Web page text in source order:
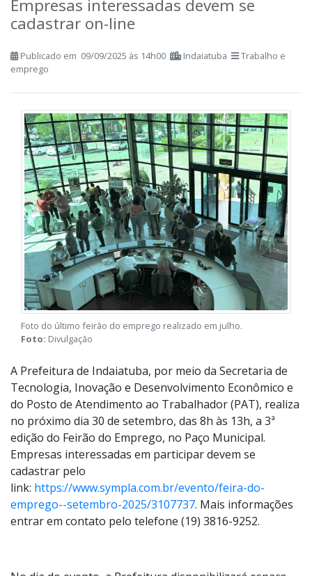
Empresas interessadas devem se
cadastrar on-line
Publicado em 09/09/2025 às 14h00 Indaiatuba
Trabalho e
emprego
Foto do último feirão do emprego realizado em julho.
Divulgação
A Prefeitura de Indaiatuba, por meio da Secretaria de
Tecnologia, Inovação e Desenvolvimento Econômico e
do Posto de Atendimento ao Trabalhador (PAT), realiza
no próximo dia 30 de setembro, das 8h às 13h, a 3ª
edição do Feirão do Emprego, no Paço Municipal.
Empresas interessadas em participar devem se
cadastrar pelo
link: https://www.sympla.com.br/evento/feira-do-
emprego--setembro-2025/3107737. Mais informações
entrar em contato pelo telefone (19) 3816-9252.